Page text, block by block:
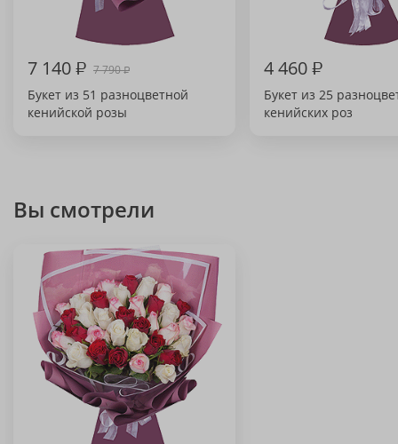
7 140₽ 7 790₽
Букет из 51 разноцветной
кенийской розы
4 460₽
Букет из 25
кенийских роз
Вы смотрели